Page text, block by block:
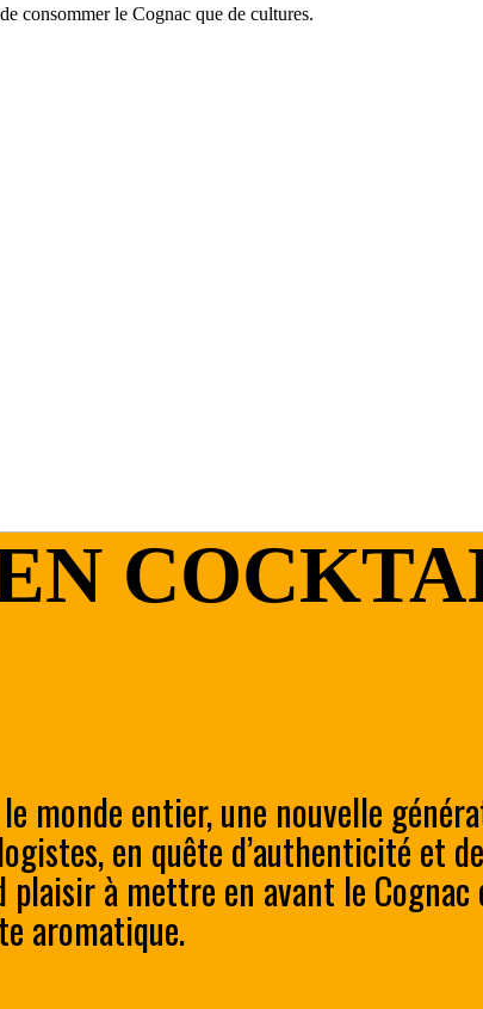
consommer le Cognac que de cultures.
monde entier, une nouvelle
en quête d’authenticité et
plaisir à mettre en avant le
aromatique.